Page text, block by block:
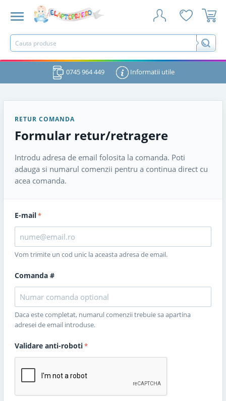
0745 964 449 Informatii utile
RETUR COMANDA
Formular retur/retragere
Introdu adresa de email folosita la comanda. Poti
adauga si numarul comenzii pentru a continua direct cu
acea comanda.
E-mail
Vom trimite un cod unic la aceasta adresa de email.
Comanda #
Daca este completat, numarul comenzii trebuie sa apartina
adresei de email introduse.
Validare anti-roboti